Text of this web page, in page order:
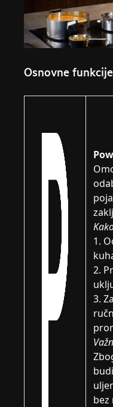
Osnovne funkcije
1.
2.
3.
bez